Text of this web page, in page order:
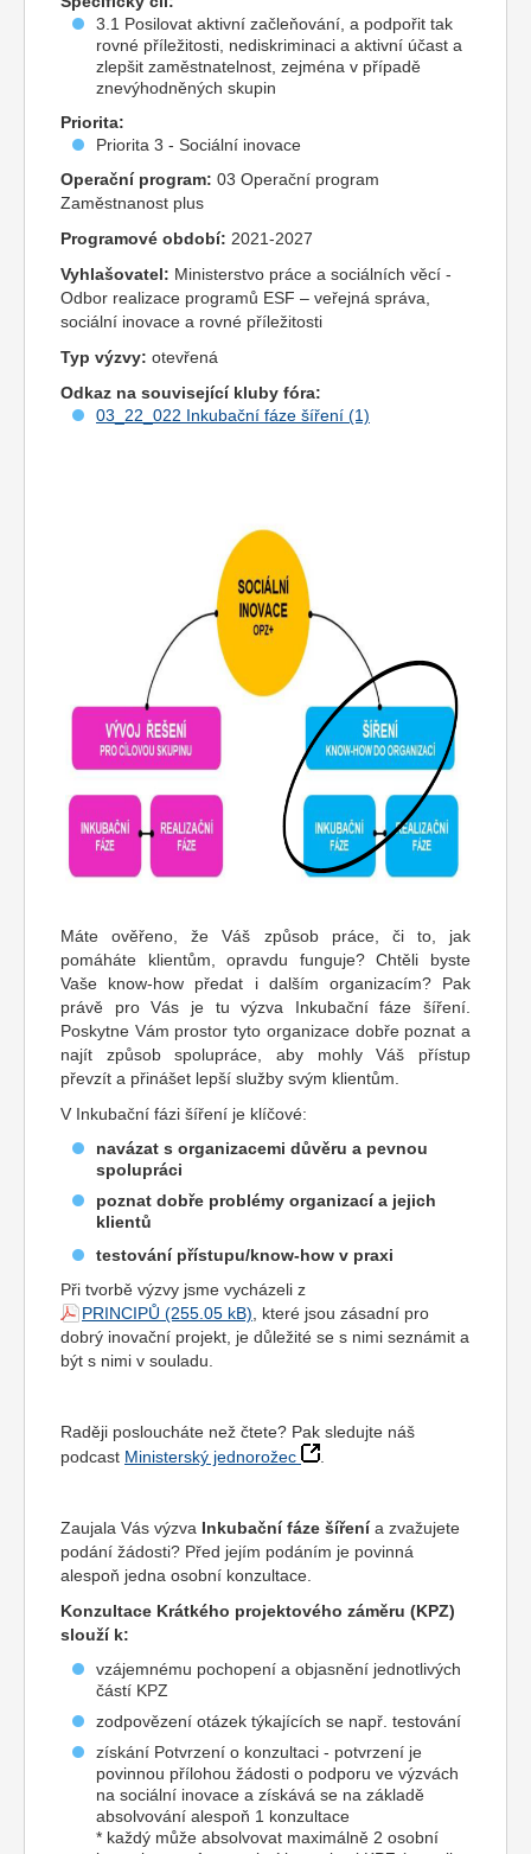
3.1 Posilovat aktivní začleňování, a podpořit tak
rovné příležitosti, nediskriminaci a aktivní účast a
zlepšit zaměstnatelnost, zejména v případě
znevýhodněných skupin
Priorita:
Priorita 3 - Sociální inovace
Operační program: 03 Operační program
Zaměstnanost plus
Programové období: 2021-2027
Vyhlašovatel: Ministerstvo práce a sociálních věcí -
Odbor realizace programů ESF – veřejná správa,
sociální inovace a rovné příležitosti
Typ výzvy: otevřená
Odkaz na související kluby fóra:
03_22_022 Inkubační fáze šíření (1)
Máte ověřeno, že Váš způsob práce, či to, jak
pomáháte klientům, opravdu funguje? Chtěli byste
Vaše know-how předat i dalším organizacím? Pak
právě pro Vás je tu výzva Inkubační fáze šíření.
Poskytne Vám prostor tyto organizace dobře poznat a
najít způsob spolupráce, aby mohly Váš přístup
převzít a přinášet lepší služby svým klientům.
V Inkubační fázi šíření je klíčové:
navázat s organizacemi důvěru a pevnou
spolupráci
poznat dobře problémy organizací a jejich
klientů
testování přístupu/know-how v praxi
Při tvorbě výzvy jsme vycházeli z
PRINCIPŮ
, které jsou zásadní pro
dobrý inovační projekt, je důležité se s nimi seznámit a
být s nimi v souladu.
Raději posloucháte než čtete? Pak sledujte náš
podcast Ministerský jednorožec .
Zaujala Vás výzva Inkubační fáze šířenía zvažujete
podání žádosti? Před jejím podáním je povinná
alespoň jedna osobní konzultace.
Konzultace Krátkého projektového záměru (KPZ)
slouží k:
vzájemnému pochopení a objasnění jednotlivých
částí KPZ
zodpovězení otázek týkajících se např. testování
získání Potvrzení o konzultaci - potvrzení je
povinnou přílohou žádosti o podporu ve výzvách
na sociální inovace a získává se na základě
absolvování alespoň 1 konzultace
* každý může absolvovat maximálně 2 osobní